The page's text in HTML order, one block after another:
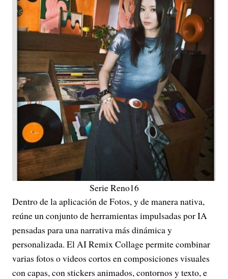
Serie Reno16
Dentro de la aplicación de Fotos, y de manera nativa,
reúne un conjunto de herramientas impulsadas por IA
pensadas para una narrativa más dinámica y
personalizada. El AI Remix Collage permite combinar
varias fotos o videos cortos en composiciones visuales
con capas, con stickers animados, contornos y texto, e